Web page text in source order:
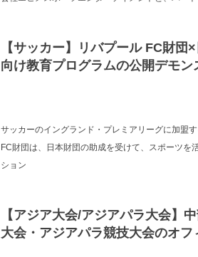
【サッカー】リバプール FC財
向け教育プログラムの公開デモ
サッカーのイングランド・プレミアリーグに加盟
FC財団は、日本財団の助成を受けて、スポーツを
ション
【アジア大会/アジアパラ大会】
大会・アジアパラ競技大会のオ